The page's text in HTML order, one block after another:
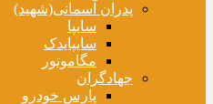
پدران آسمانی(شهید)
سایپا
سایپایدک
مگاموتور
جهادگران
پارس خودرو